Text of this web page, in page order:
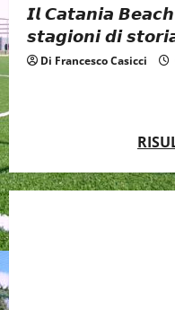
𝙄𝙡 𝘾𝙖𝙩𝙖𝙣𝙞𝙖
𝙨𝙩𝙖𝙜𝙞𝙤𝙣𝙞 𝙙𝙞
Di Francesco Casicci